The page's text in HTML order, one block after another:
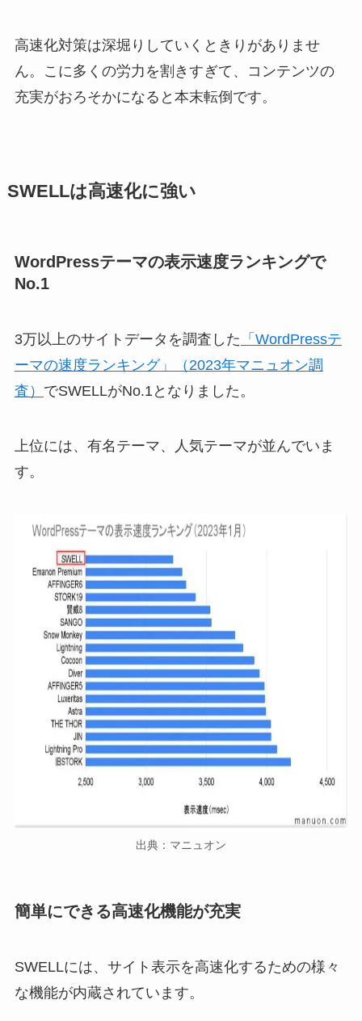
高速化対策は深堀りしていくときりがありませ
ん。こに多くの労力を割きすぎて、コンテンツの
充実がおろそかになると本末転倒です。
SWELLは高速化に強い
WordPressテーマの表示速度ランキングで
No.1
3万以上のサイトデータを調査した 「WordPressテ
ーマの速度ランキング」（2023年マニュオン調
査） でSWELLがNo.1となりました。
上位には、有名テーマ、人気テーマが並んでいま
す。
出典：マニュオン
簡単にできる高速化機能が充実
SWELLには、サイト表示を高速化するための様々
な機能が内蔵されています。